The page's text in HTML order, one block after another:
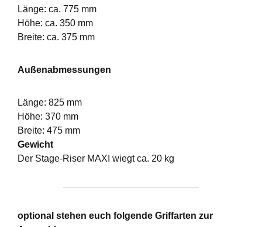
Länge: ca. 775 mm
Höhe: ca. 350 mm
Breite: ca. 375 mm
Außenabmessungen
Länge: 825 mm
Höhe: 370 mm
Breite: 475 mm
Gewicht
Der Stage-Riser MAXI wiegt ca. 20 kg
optional stehen euch folgende Griffarten zur